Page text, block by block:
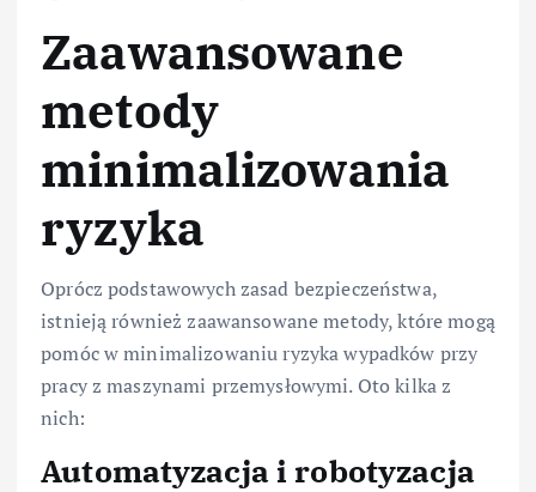
Zaawansowane
metody
minimalizowania
ryzyka
Oprócz podstawowych zasad bezpieczeństwa,
istnieją również zaawansowane metody, które mogą
pomóc w minimalizowaniu ryzyka wypadków przy
pracy z maszynami przemysłowymi. Oto kilka z
nich:
Automatyzacja i robotyzacja